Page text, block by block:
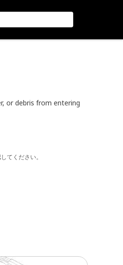
or debris from entering
てください。